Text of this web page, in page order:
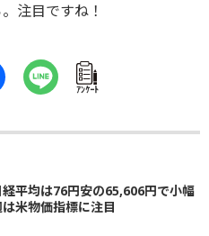
注目ですね！
ｱﾝｹｰﾄ
経平均は76円安の65,606円で小幅
米物価指標に注目